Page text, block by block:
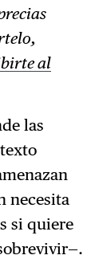
al
las
necesita
si quiere